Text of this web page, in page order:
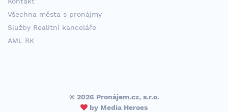
Všechna města s pronájmy
Služby Realitní kanceláře
AML RK
© 2026 Pronájem.cz, s.r.o.
by Media Heroes